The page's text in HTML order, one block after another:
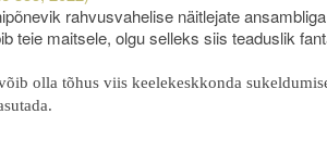
rahvusvahelise näitlejate
teie maitsele, olgu selleks siis teaduslik
olla tõhus viis keelekeskkonda